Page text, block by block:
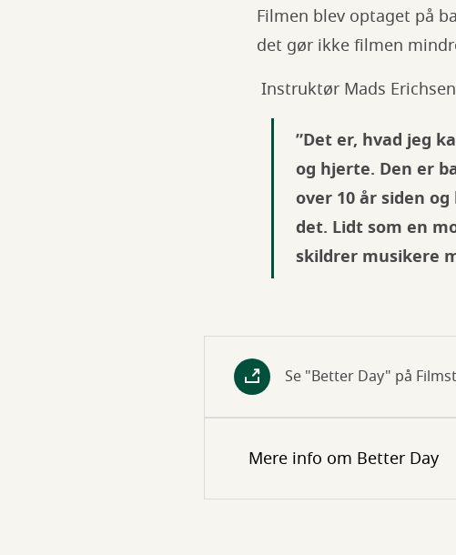
Filmen blev optaget på
det gør ikke filmen
Instruktør Mads
”Det er, hvad jeg
og hjerte. Den er
over 10 år siden
det. Lidt som en
skildrer musikere
Se "Better Day" på
Mere info om Better Day